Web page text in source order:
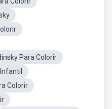
Para Colorir
Colorir